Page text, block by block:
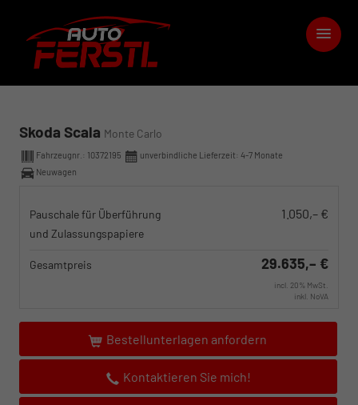
Skoda Scala Monte Carlo
Fahrzeugnr.: 10372195
unverbindliche Lieferzeit: 4-7 Monate
Neuwagen
Pauschale für Überführung
und Zulassungspapiere
1.050,– €
Gesamtpreis 29.635,– €
incl. 20% MwSt.
inkl. NoVA
Bestellunterlagen anfordern
Kontaktieren Sie mich!